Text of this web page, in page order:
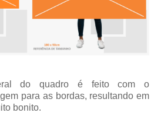
do quadro é feito com o
para as bordas, resultando em
bonito.